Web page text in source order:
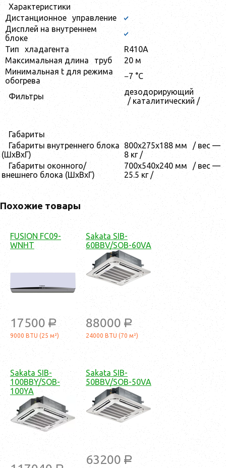
Характеристики
Дистанционное
управление
Дисплей на внутреннем
блоке
Тип
хладагента
R410А
Максимальная длина
труб
20 м
Минимальная t для режима
обогрева
−7 °C
Фильтры
дезодорирующий
/ каталитический /
Габариты
Габариты внутреннего блока
(ШхВхГ)
800x275x188 мм
/ вес —
8 кг /
Габариты оконного/
внешнего блока (ШхВхГ)
700x540x240 мм
/ вес —
25.5 кг /
Похожие товары
FUSION FC09-
WNHT
17500 a
9000 BTU (25 м²)
Sakata SIB-
60BBV/SOB-60VA
88000 a
24000 BTU (70 м²)
Sakata SIB-
100BBY/SOB-
100YA
Sakata SIB-
50BBV/SOB-50VA
63200 a